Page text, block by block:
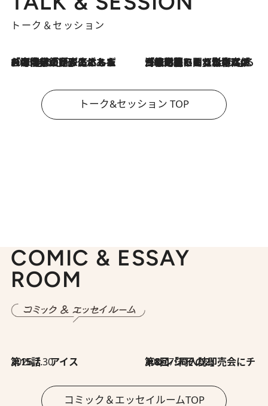
トーク＆セッション
2026.8.3
「今後値上げがあるとすれば…」「リスクがあるのは今年の冬」エネルギー専門家が語る、ホルムズ海峡封鎖が家庭にもたらす“ある心配” 2026.8.3
「住宅建てられない…」「サーチャージ料の高値が続いている」ホルムズ海峡封鎖による影響はいつまで続く？《エネルギー専門家に聞く“どうなる日本の暮らし”》
トーク&セッション TOP
COMIC & ESSAY
ROOM
2026.7.30
第15話 アイス 2026.7.30
第8回「同人誌即売会にチャレンジ その2」
コミック＆エッセイルームTOP